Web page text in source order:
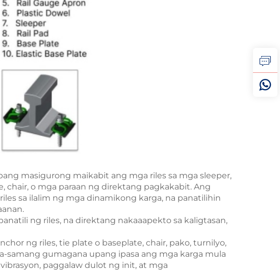
masigurong maikabit ang mga riles sa mga sleeper,
chair, o mga paraan ng direktang pagkakabit. Ang
sa ilalim ng mga dinamikong karga, na panatilihin
ng riles, na direktang nakaaapekto sa kaligtasan,
ng riles, tie plate o baseplate, chair, pako, turnilyo,
gumagana upang ipasa ang mga karga mula
paggalaw dulot ng init, at mga